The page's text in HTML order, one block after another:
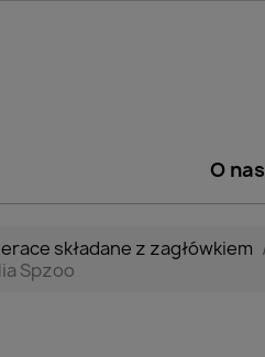
O nas
składane z zagłówkiem
Spzoo